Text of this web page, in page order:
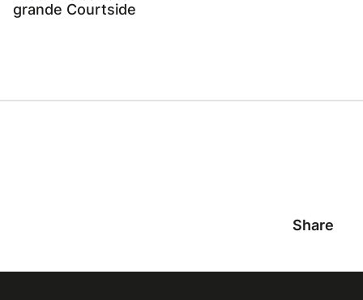
grande Courtside
Share